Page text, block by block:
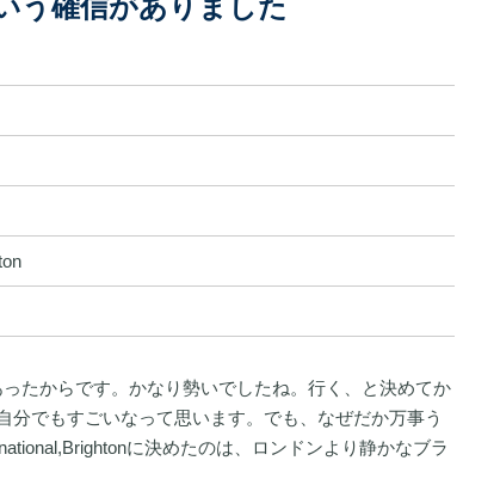
う確信がありました
たからです。かなり勢いでしたね。行く、と決めてか
でもすごいなって思います。でも、なぜだか万事う
に決めたのは、ロンドンより静かなブラ